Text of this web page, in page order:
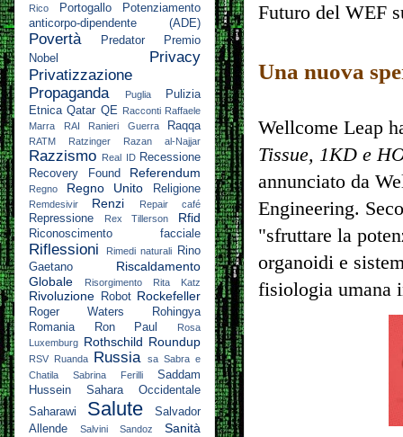
Futuro del WEF
Una nuova
Wellcome Leap
Tissue, 1KD e
annunciato da
Engineering.
"sfruttare la
organoidi e
fisiologia umana
Rico
Portogallo
Potenziamento
anticorpo-dipendente (ADE)
Povertà Predator
Premio
Nobel
Privacy
Privatizzazione
Propaganda
Puglia
Pulizia
Etnica Qatar QE Racconti Raffaele
Marra
RAI Ranieri Guerra Raqqa
RATM Ratzinger Razan al-Najjar
Razzismo Real ID Recessione
Recovery Found
Referendum
Regno Regno Unito Religione
Remdesivir Renzi Repair café
Repressione Rex Tillerson Rfid
Riconoscimento facciale
Riflessioni Rimedi naturali
Rino
Gaetano
Riscaldamento
Globale
Risorgimento Rita Katz
Rivoluzione Robot Rockefeller
Roger Waters
Rohingya
Romania
Ron Paul
Rosa
Luxemburg Rothschild Roundup
RSV Ruanda Russia sa Sabra e
Chatila
Sabrina Ferilli
Saddam
Hussein
Sahara Occidentale
Saharawi
Salute
Salvador
Allende
Salvini Sandoz Sanità